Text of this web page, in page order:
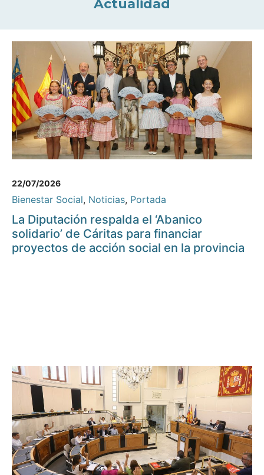
Actualidad
22/07/2026
Bienestar Social, Noticias, Portada
La Diputación respalda el ‘Abanico
solidario’ de Cáritas para financiar
proyectos de acción social en la provincia